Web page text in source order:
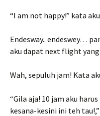
“I am not happy!” kata
Endesway.. endeswey…
aku dapat next flight
Wah, sepuluh jam! Kata
“Gila aja! 10 jam aku
kesana-kesini ini teh